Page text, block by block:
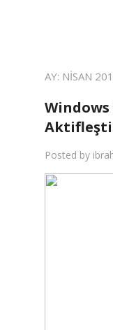
AY: NISAN
Windows
Posted by